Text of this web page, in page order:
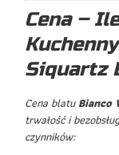
Cena –
Siquartz
Cena blatuBianco
trwałość i
czynników: